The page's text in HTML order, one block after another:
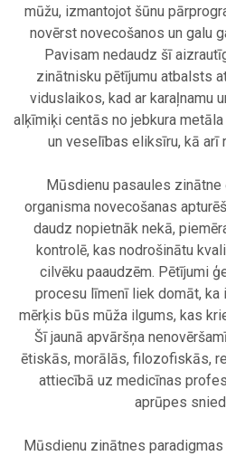
mūžu, izmantojot šūnu
novērst novecošanos un galu
Pavisam nedaudz šī
zinātnisku pētījumu atbalsts
viduslaikos, kad ar karaļnamu
alķīmiķi centās no jebkura
un veselības eliksīru, kā arī
Mūsdienu pasaules
organisma novecošanas
daudz nopietnāk nekā,
kontrolē, kas nodrošinātu
cilvēku paaudzēm. Pētījumi
procesu līmenī liek domāt,
mērķis būs mūža ilgums, kas
Šī jaunā apvāršņa
ētiskās, morālās, filozofiskās,
attiecībā uz medicīnas
aprūpes
Mūsdienu zinātnes